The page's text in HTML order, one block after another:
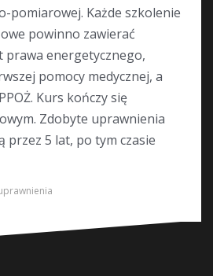
Każde szkolenie
powinno zawierać
prawa energetycznego,
pomocy medycznej, a
Kurs kończy się
Zdobyte uprawnienia
przez 5 lat, po tym czasie